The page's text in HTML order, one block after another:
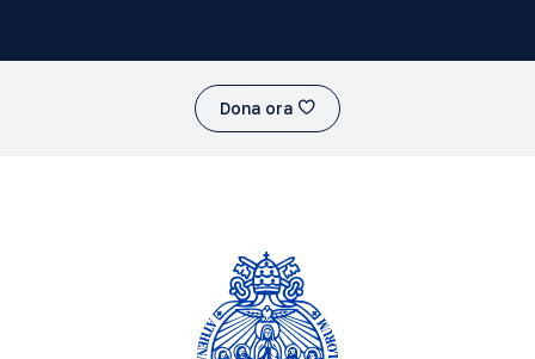
Dona ora